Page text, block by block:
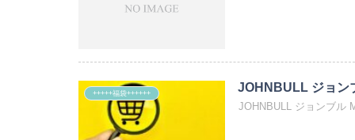
+++++福袋++++++ JOHNBULL ジョン
JOHNBULL ジョンブル